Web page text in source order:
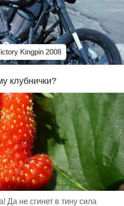
Kingpin 2008
клубнички?
Да не сгинет в тину сила